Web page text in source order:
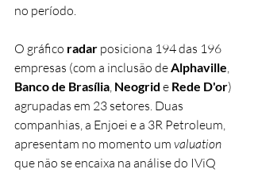
no período.
O gráfico radar posiciona 194 das 196
empresas (com a inclusão de Alphaville,
Banco de Brasília, Neogrid e Rede D'or)
agrupadas em 23 setores. Duas
companhias, a Enjoei e a 3R Petroleum,
apresentam no momento um valuation
que não se encaixa na análise do IViQ